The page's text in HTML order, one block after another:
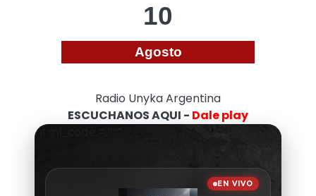
10
Agosto
Radio Unyka Argentina
ESCUCHANOS AQUI - Dale play